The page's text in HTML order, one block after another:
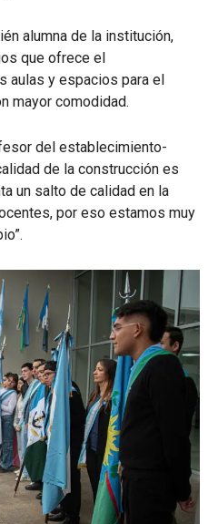
alumna de la institución,
que ofrece el
aulas y espacios para el
mayor comodidad.
del establecimiento-
de la construcción es
un salto de calidad en la
por eso estamos muy